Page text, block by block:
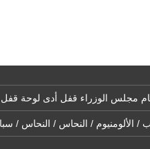
الوزراء قفل أدى لوحة قفل